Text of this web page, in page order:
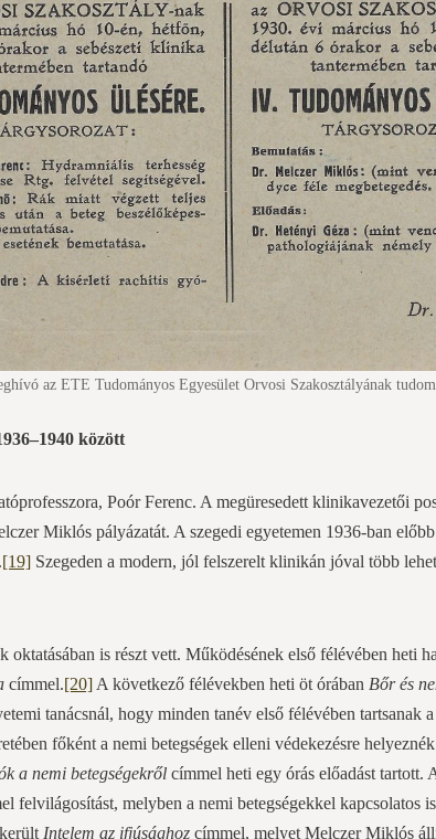
az ETE Tudományos Egyesület Orvosi Szakosztályának
között
Poór Ferenc. A megüresedett klinikavezetői
Miklós pályázatát. A szegedi egyetemen 1936-ban
[19] Szegeden a modern, jól felszerelt klinikán jóval több
is részt vett. Működésének első félévében heti
címmel.[20] A következő félévekben heti öt órában Bőr és
tanácsnál, hogy minden tanév első félévében tartsanak
főként a nemi betegségek elleni védekezésre
a nemi betegségekről címmel heti egy órás előadást
felvilágosítást, melyben a nemi betegségekkel kapcsolatos
Intelem az ifjúsághoz címmel, melyet Melczer Miklós